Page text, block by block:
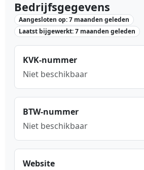
Bedrijfsgegevens
Aangesloten op: 7 maanden geleden
Laatst bijgewerkt: 7 maanden geleden
KVK-nummer
Niet beschikbaar
BTW-nummer
Niet beschikbaar
Website